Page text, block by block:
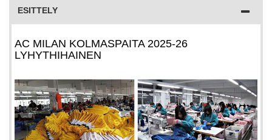
ESITTELY
AC MILAN KOLMASPAITA 2025-26
LYHYTHIHAINEN